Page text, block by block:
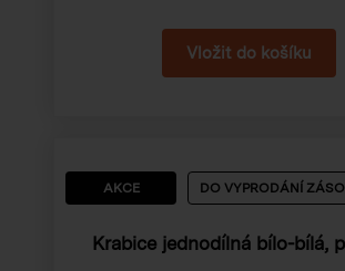
AKCE DO VYPRODÁNÍ
Krabice jednodílná bílo-bílá,